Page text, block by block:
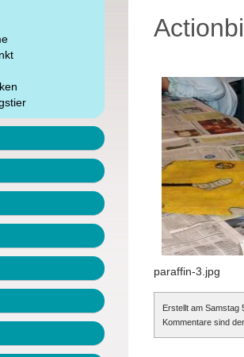
paraffin-3.jpg
Erstellt am Samstag
Kommentare sind